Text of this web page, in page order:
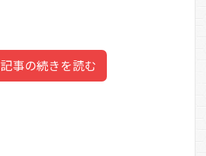
記事の続きを読む